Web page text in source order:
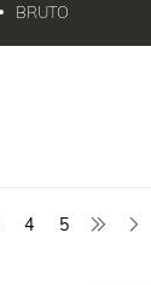
BRUTO
4 5